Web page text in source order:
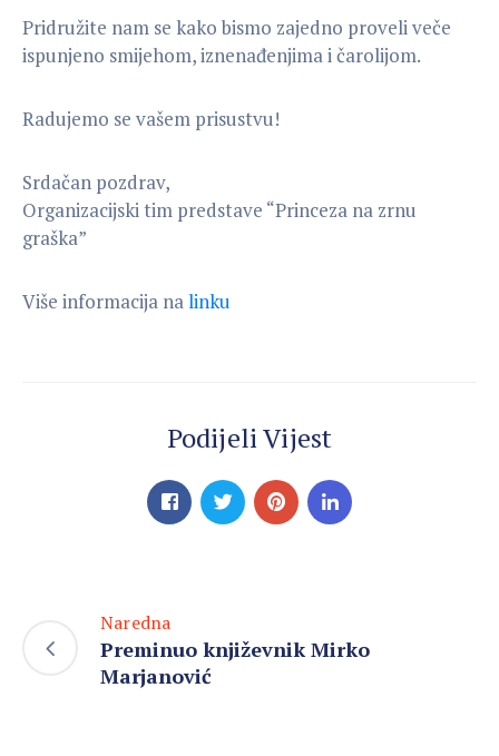
Pridružite nam se kako bismo zajedno proveli veče
ispunjeno smijehom, iznenađenjima i čarolijom.
Radujemo se vašem prisustvu!
Srdačan pozdrav,
Organizacijski tim predstave “Princeza na zrnu
graška”
Više informacija na linku
Podijeli Vijest
Naredna
Preminuo književnik Mirko
Marjanović